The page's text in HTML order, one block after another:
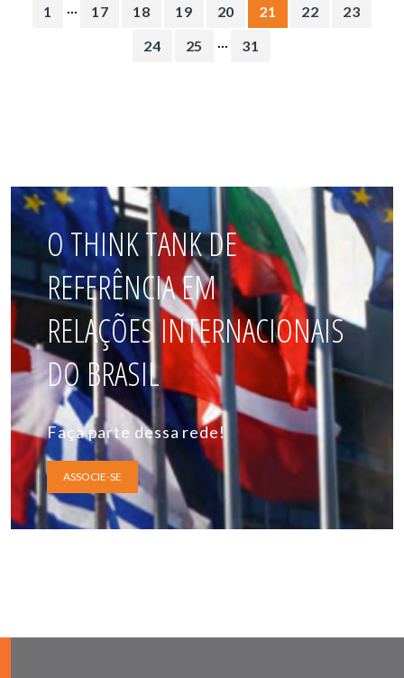
1 ... 17 18 19 20 21 22
23
24
25 ... 31
O THINK TANK DE
REFERÊNCIA EM
RELAÇÕES INTERNACIONAIS
DO BRASIL
Faça parte dessa rede!
ASSOCIE-SE